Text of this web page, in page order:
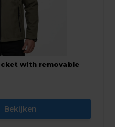
with removable
Bekijken